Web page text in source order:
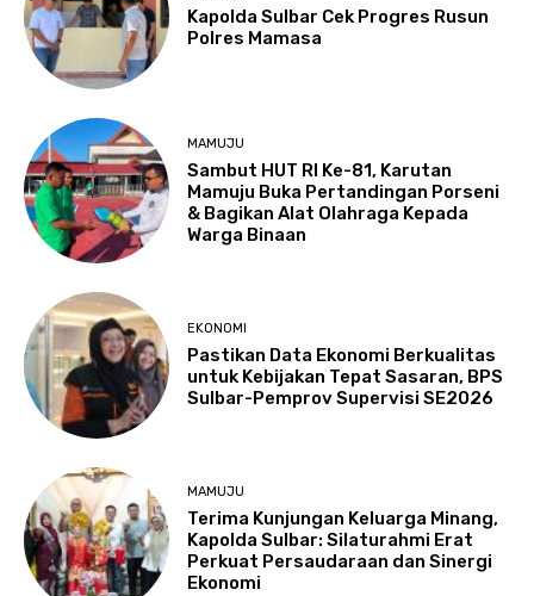
Kapolda Sulbar Cek Progres Rusun
Polres Mamasa
MAMUJU
Sambut HUT RI Ke-81, Karutan
Mamuju Buka Pertandingan Porseni
& Bagikan Alat Olahraga Kepada
Warga Binaan
EKONOMI
Pastikan Data Ekonomi Berkualitas
untuk Kebijakan Tepat Sasaran, BPS
Sulbar-Pemprov Supervisi SE2026
MAMUJU
Terima Kunjungan Keluarga Minang,
Kapolda Sulbar: Silaturahmi Erat
Perkuat Persaudaraan dan Sinergi
Ekonomi